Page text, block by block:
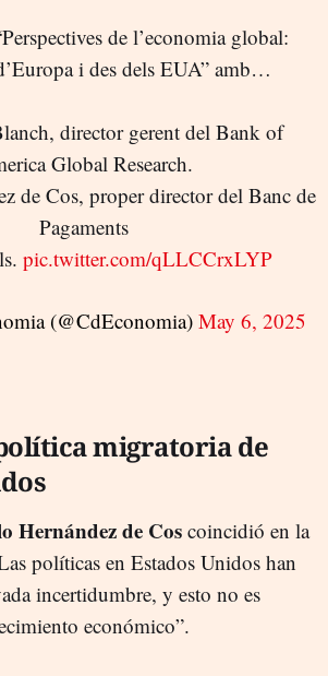
de l’economia global:
i des dels EUA” amb…
director gerent del Bank of
Global Research.
de Cos, proper director del Banc de
Pagaments
pic.twitter.com/qLLCCrxLYP
(@CdEconomia) May 6, 2025
migratoria de
Hernández de Cos coincidió en la
políticas en Estados Unidos han
incertidumbre, y esto no es
económico”.